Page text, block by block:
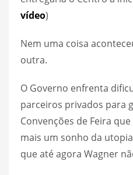
vídeo)
Nem uma coisa
outra.
O Governo enfrenta
parceiros privados para
Convenções de Feira
mais um sonho da utopia
que até agora Wagner